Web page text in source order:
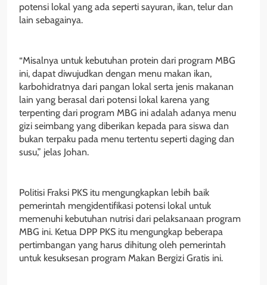
potensi lokal yang ada seperti sayuran, ikan, telur dan
lain sebagainya.
“Misalnya untuk kebutuhan protein dari program MBG
ini, dapat diwujudkan dengan menu makan ikan,
karbohidratnya dari pangan lokal serta jenis makanan
lain yang berasal dari potensi lokal karena yang
terpenting dari program MBG ini adalah adanya menu
gizi seimbang yang diberikan kepada para siswa dan
bukan terpaku pada menu tertentu seperti daging dan
susu,” jelas Johan.
Politisi Fraksi PKS itu mengungkapkan lebih baik
pemerintah mengidentifikasi potensi lokal untuk
memenuhi kebutuhan nutrisi dari pelaksanaan program
MBG ini. Ketua DPP PKS itu mengungkap beberapa
pertimbangan yang harus dihitung oleh pemerintah
untuk kesuksesan program Makan Bergizi Gratis ini.